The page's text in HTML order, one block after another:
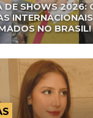
DE SHOWS 2026:
NO BRASIL!